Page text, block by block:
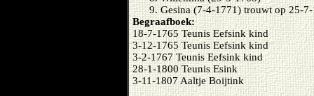
Gesina (7-4-1771) trouwt op 25-
Begraafboek:
18-7-1765 Teunis Eefsink kind
3-12-1765 Teunis Eefsink kind
3-2-1767 Teunis Eefsink kind
28-1-1800 Teunis Esink
3-11-1807 Aaltje Boijtink